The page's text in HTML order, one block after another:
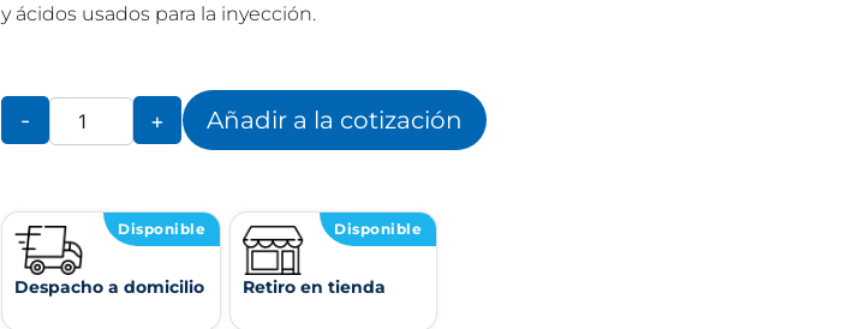
y ácidos usados para la inyección.
- + Añadir a la cotización
Disponible
Despacho a domicilio
Disponible
Retiro en tienda